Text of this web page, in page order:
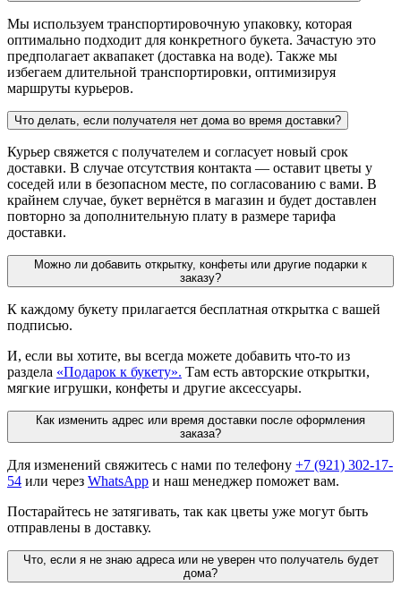
Мы используем транспортировочную упаковку, которая
оптимально подходит для конкретного букета. Зачастую это
предполагает аквапакет (доставка на воде). Также мы
избегаем длительной транспортировки, оптимизируя
маршруты курьеров.
Что делать, если получателя нет дома во время доставки?
Курьер свяжется с получателем и согласует новый срок
доставки. В случае отсутствия контакта — оставит цветы у
соседей или в безопасном месте, по согласованию с вами. В
крайнем случае, букет вернётся в магазин и будет доставлен
повторно за дополнительную плату в размере тарифа
доставки.
Можно ли добавить открытку, конфеты или другие подарки к
заказу?
К каждому букету прилагается бесплатная открытка с вашей
подписью.
И, если вы хотите, вы всегда можете добавить что-то из
раздела «Подарок к букету». Там есть авторские открытки,
мягкие игрушки, конфеты и другие аксессуары.
Как изменить адрес или время доставки после оформления
заказа?
Для изменений свяжитесь с нами по телефону +7 (921) 302-17-
54 или через WhatsApp и наш менеджер поможет вам.
Постарайтесь не затягивать, так как цветы уже могут быть
отправлены в доставку.
Что, если я не знаю адреса или не уверен что получатель будет
дома?